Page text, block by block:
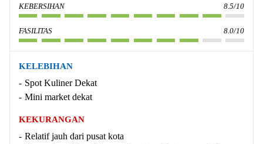
KEBERSIHAN 8.5/10
FASILITAS 8.0/10
KELEBIHAN
Spot Kuliner Dekat
Mini market dekat
KEKURANGAN
Relatif jauh dari pusat kota